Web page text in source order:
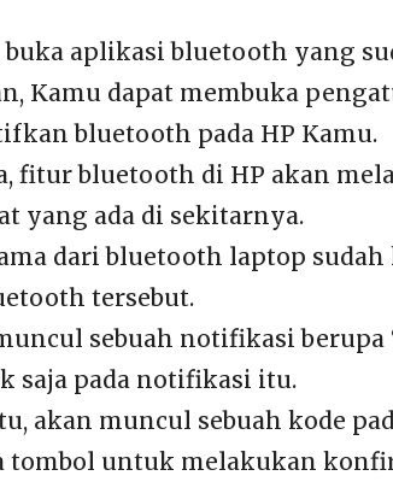
buka aplikasi bluetooth yang
Kamu dapat membuka
bluetooth pada HP Kamu.
fitur bluetooth di HP akan
yang ada di sekitarnya.
dari bluetooth laptop sudah
tersebut.
sebuah notifikasi berupa
saja pada notifikasi itu.
akan muncul sebuah kode
tombol untuk melakukan